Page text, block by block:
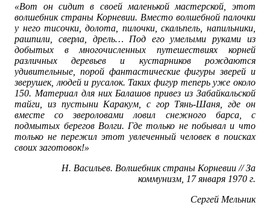
«Вот он сидит в своей маленькой мастерской, этот
волшебник страны Корневии. Вместо волшебной палочки
у него тисочки, долота, пилочки, скальпель, напильники,
рашпили, сверла, дрель… Под его умелыми руками из
добытых в многочисленных путешествиях корней
различных деревьев и кустарников рождаются
удивительные, порой фантастические фигуры зверей и
зверушек, людей и русалок. Таких фигур теперь уже около
150. Материал для них Балашов привез из Забайкальской
тайги, из пустыни Каракум, с гор Тянь-Шаня, где он
вместе со звероловами ловил снежного барса, с
подмытых берегов Волги. Где только не побывал и что
только не пережил этот увлеченный человек в поисках
своих заготовок!»
Н. Васильев. Волшебник страны Корневии // За
коммунизм, 17 января 1970 г.
Сергей Мельник